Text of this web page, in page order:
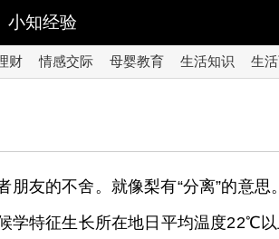
小知经验
财 情感交际 母婴教育 生活知识 生
友的不舍。就像梨有“分离”的意
学特征生长所在地日平均温度22℃以